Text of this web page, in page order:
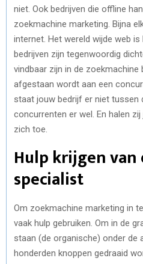
niet. Ook bedrijven die offline
zoekmachine marketing. Bijna
internet. Het wereld wijde web is
bedrijven zijn tegenwoordig
vindbaar zijn in de
afgestaan wordt aan een
staat jouw bedrijf er niet tussen
concurrenten er wel. En halen
zich toe.
Hulp krijgen van
specialist
Om zoekmachine marketing in
vaak hulp gebruiken. Om in de
staan (de organische) onder de
honderden knoppen gedraaid